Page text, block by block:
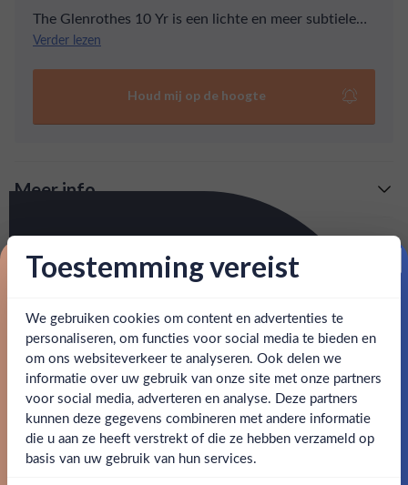
Ben jij 18 jaar of ouder?
Ja Nee
The Glenrothes 10 Yr is een lichte en meer subtiele
versie van The Glenrothes. Deze whisky is een mooie
Verder lezen
Houd mij op de hoogte
Meer info
Snelle levering: voor 15:00, morgen in huis (uitzondering bij
Behulpzameen goed bereikbare klantenservice.
The Glenrothes 10 Yr is een lichte en meer subtiele versie
tot de wereld van single malts. Ervaar de frisse tonen van
citrus, vanille en zandkoek.
SPECIFICATIES
Alcohol 40.00%
Toestemming vereist
We gebruiken cookies om content en advertenties te
personaliseren, om functies voor social media te bieden en
om ons websiteverkeer te analyseren. Ook delen we
informatie over uw gebruik van onze site met onze partners
voor social media, adverteren en analyse. Deze partners
kunnen deze gegevens combineren met andere informatie
die u aan ze heeft verstrekt of die ze hebben verzameld op
basis van uw gebruik van hun services.
Proost op je eerste korting!
Schrijf je in en ontvang direct 5% korting op je eerste
bestelling.
Email
Claim mijn korting